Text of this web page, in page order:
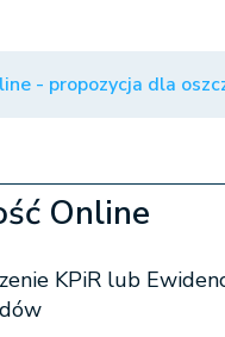
- propozycja dla
Online
KPiR lub